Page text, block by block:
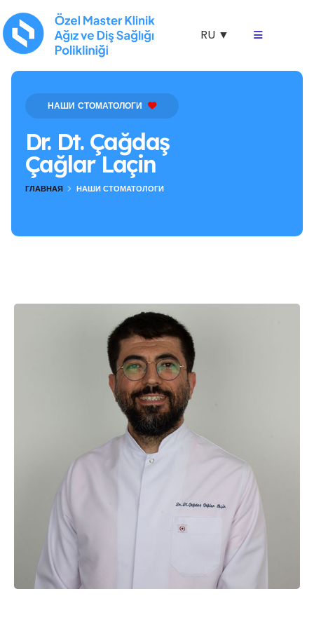
RU ▼
НАШИ СТОМАТОЛОГИ
Dr. Dt. Çağdaş
Çağlar Laçin
ГЛАВНАЯ НАШИ СТОМАТОЛОГИ